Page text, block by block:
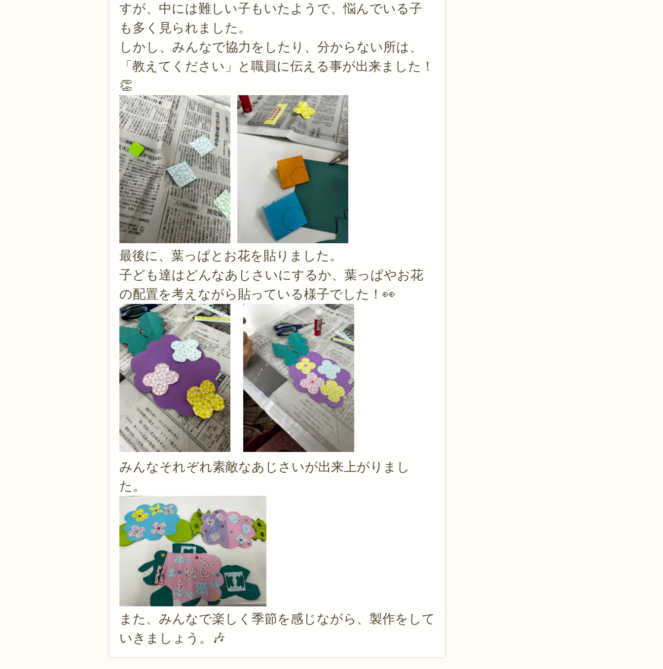
すが、中には難しい子もいたようで、悩んでいる子
も多く見られました。
しかし、みんなで協力をしたり、分からない所は、
「教えてください」と職員に伝える事が出来ました！
👏
最後に、葉っぱとお花を貼りました。
子ども達はどんなあじさいにするか、葉っぱやお花
の配置を考えながら貼っている様子でした！👀
みんなそれぞれ素敵なあじさいが出来上がりまし
た。
また、みんなで楽しく季節を感じながら、製作をして
いきましょう。🎶